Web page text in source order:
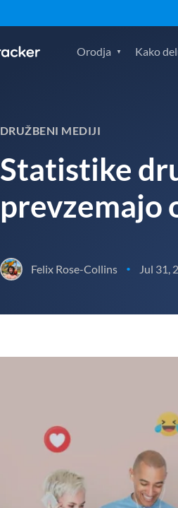
Orodja Kako
DRUŽBENI MEDIJI
Statistike
prevzemajo
Felix Rose-Collins • Jul 31,